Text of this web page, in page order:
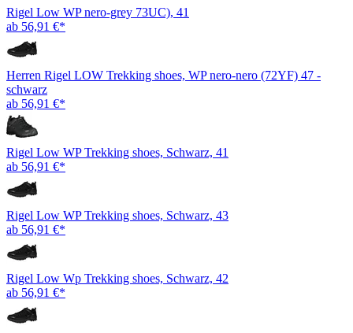
Rigel Low WP nero-grey 73UC), 41
ab 56,91 €*
Herren Rigel LOW Trekking shoes, WP nero-nero (72YF) 47 -
schwarz
ab 56,91 €*
Rigel Low WP Trekking shoes, Schwarz, 41
ab 56,91 €*
Rigel Low WP Trekking shoes, Schwarz, 43
ab 56,91 €*
Rigel Low Wp Trekking shoes, Schwarz, 42
ab 56,91 €*